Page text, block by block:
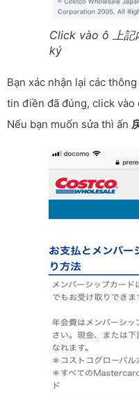
Click vào ô 上記
ký
Bạn xác nhận lại các
tin điền đã đúng, click vào
Nếu bạn muốn sửa thì ấn